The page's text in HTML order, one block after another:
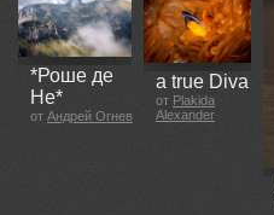
*Роше де
Не*
от Андрей Огнев
a true Diva
от Plakida
Alexander